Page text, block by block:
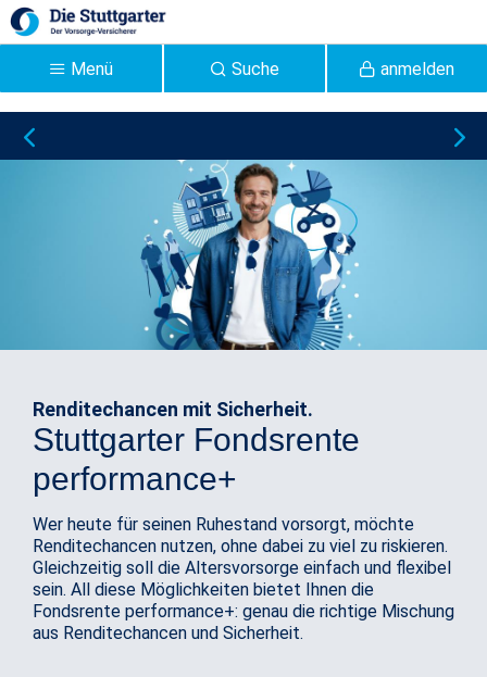
Zum Hauptinhalt springen
anmelden
Suche
Menü
Stuttgarter
Lebensversicherung: Ihr
Experte für die
Altersvorsorge -
Stuttgarter
Renditechancen mit Sicherheit.
Stuttgarter Fondsrente
performance+
Wer heute für seinen Ruhestand vorsorgt, möchte
Renditechancen nutzen, ohne dabei zu viel zu riskieren.
Gleichzeitig soll die Altersvorsorge einfach und flexibel
sein. All diese Möglichkeiten bietet Ihnen die
Fondsrente performance+: genau die richtige Mischung
aus Renditechancen und Sicherheit.